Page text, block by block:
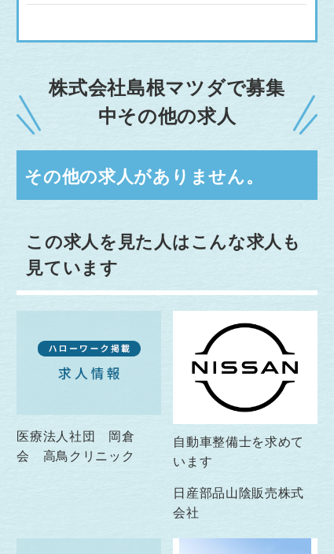
株式会社島根マツダで募集
中その他の求人
その他の求人がありません。
この求人を見た人はこんな求人も
見ています
医療法人社団 岡倉
会 高鳥クリニック
自動車整備士を求めて
います
日産部品山陰販売株式
会社